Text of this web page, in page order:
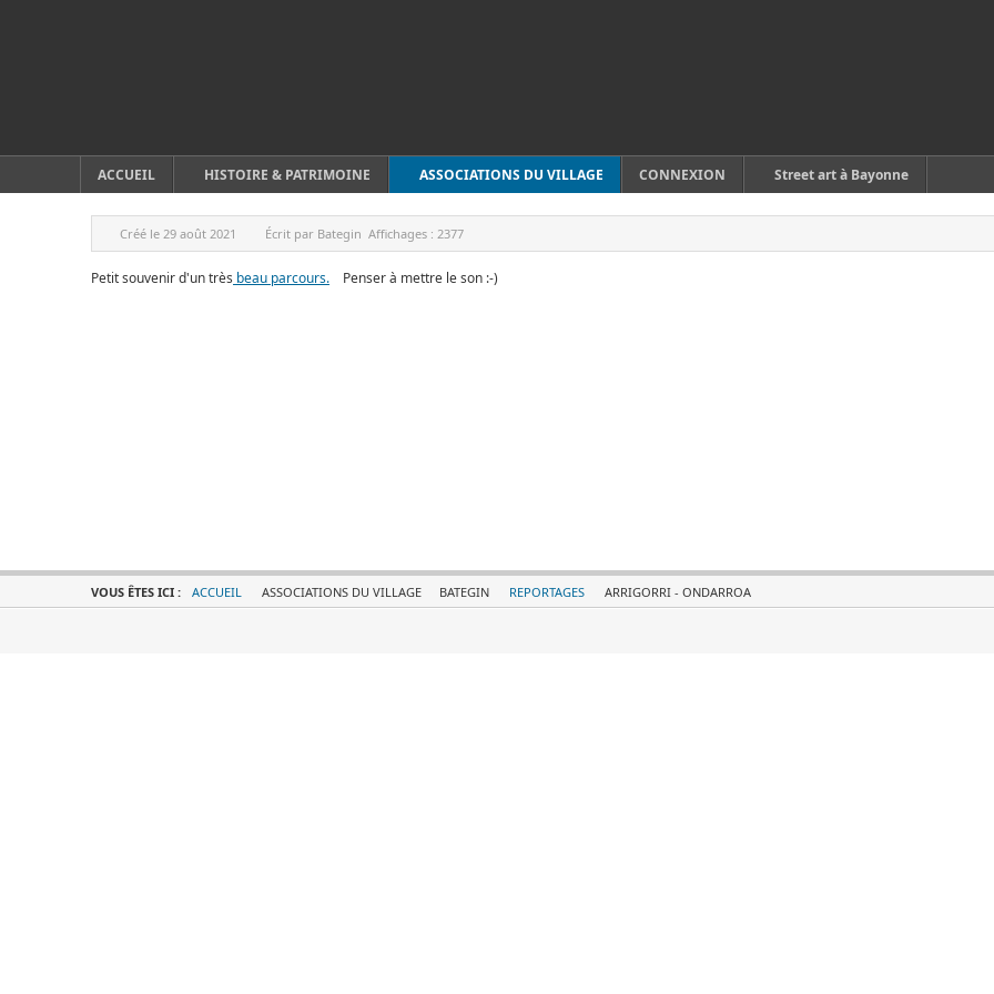
ACCUEIL HISTOIRE & PATRIMOINE ASSOCIATIONS DU VILLAGE CONNEXION Street art à Bayonne
Créé le 29 août 2021 Écrit par Bategin Affichages : 2377
Petit souvenir d'un très beau parcours. Penser à mettre le son :-)
VOUS ÊTES ICI : ACCUEIL ASSOCIATIONS DU VILLAGE BATEGIN REPORTAGES ARRIGORRI - ONDARROA